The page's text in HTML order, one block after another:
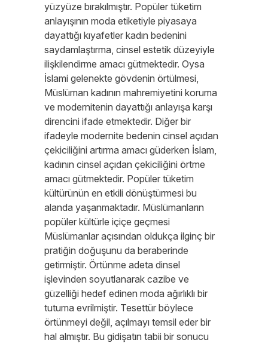
yüzyüze bırakılmıştır. Popüler tüketim
anlayışının moda etiketiyle piyasaya
dayattığı kıyafetler kadın bedenini
saydamlaştırma, cinsel estetik düzeyiyle
ilişkilendirme amacı gütmektedir. Oysa
İslami gelenekte gövdenin örtülmesi,
Müslüman kadının mahremiyetini koruma
ve modernitenin dayattığı anlayışa karşı
direncini ifade etmektedir. Diğer bir
ifadeyle modernite bedenin cinsel açıdan
çekiciliğini artırma amacı güderken İslam,
kadının cinsel açıdan çekiciliğini örtme
amacı gütmektedir. Popüler tüketim
kültürünün en etkili dönüştürmesi bu
alanda yaşanmaktadır. Müslümanların
popüler kültürle içiçe geçmesi
Müslümanlar açısından oldukça ilginç bir
pratiğin doğuşunu da beraberinde
getirmiştir. Örtünme adeta dinsel
işlevinden soyutlanarak cazibe ve
güzelliği hedef edinen moda ağırlıklı bir
tutuma evrilmiştir. Tesettür böylece
örtünmeyi değil, açılmayı temsil eder bir
hal almıştır. Bu gidişatın tabii bir sonucu